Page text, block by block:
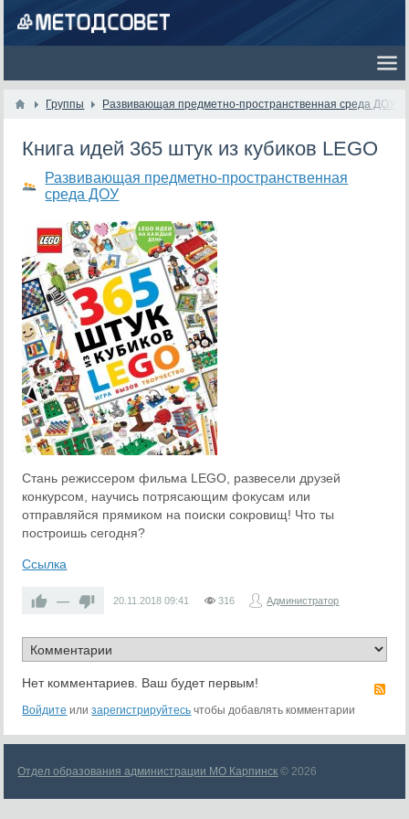
Группы Развивающая предметно-пространственная среда ДОУ
Книга идей 365 штук из кубиков LEGO
Развивающая предметно-пространственная
среда ДОУ
Стань режиссером фильма LEGO, развесели друзей
конкурсом, научись потрясающим фокусам или
отправляйся прямиком на поиски сокровищ! Что ты
построишь сегодня?
Ссылка
— 20.11.2018 09:41 316 Администратор
Нет комментариев. Ваш будет первым!
Войдите илизарегистрируйтесь чтобы добавлять комментарии
Отдел образования администрации МО Карпинск © 2026